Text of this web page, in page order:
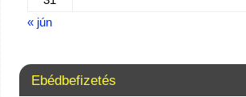
« jún
Ebédbefizetés